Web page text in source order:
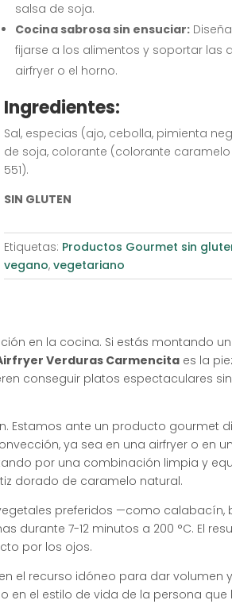
salsa de soja.
Cocina sabrosa sin ensuciar:
fijarse a los alimentos y soportar las
airfryer o el horno.
Ingredientes:
Sal, especias (ajo, cebolla, pimienta
de soja, colorante (colorante
551).
SIN GLUTEN
Etiquetas: Productos Gourmet sin
vegano, vegetariano
en la cocina. Si estás montando
Verduras Carmencita es la
conseguir platos espectaculares
Estamos ante un producto gourmet
ya sea en una airfryer o en
por una combinación limpia y
dorado de caramelo natural.
preferidos —como calabacín,
durante 7-12 minutos a 200 °C. El
por los ojos.
el recurso idóneo para dar volumen
en el estilo de vida de la persona